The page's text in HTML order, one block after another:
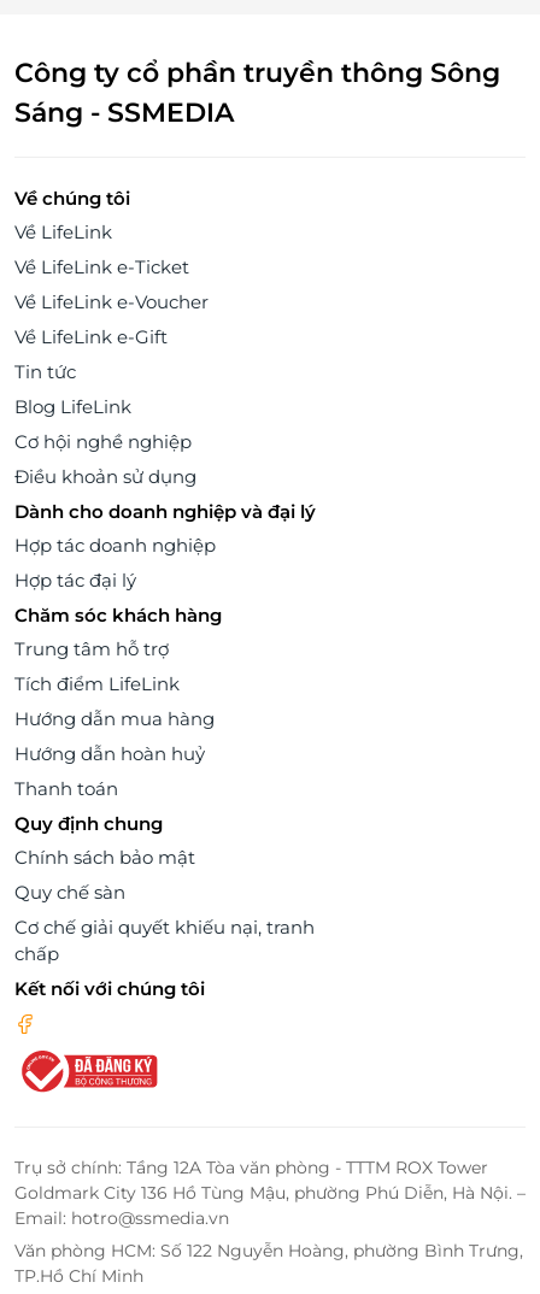
Công ty cổ phần truyền thông Sông
Sáng - SSMEDIA
Về chúng tôi
Về LifeLink
Về LifeLink e-Ticket
Về LifeLink e-Voucher
Về LifeLink e-Gift
Tin tức
Blog LifeLink
Cơ hội nghề nghiệp
Điều khoản sử dụng
Dành cho doanh nghiệp và đại lý
Hợp tác doanh nghiệp
Hợp tác đại lý
Chăm sóc khách hàng
Trung tâm hỗ trợ
Tích điểm LifeLink
Hướng dẫn mua hàng
Hướng dẫn hoàn huỷ
Thanh toán
Quy định chung
Chính sách bảo mật
Quy chế sàn
Cơ chế giải quyết khiếu nại, tranh
chấp
Kết nối với chúng tôi
Trụ sở chính: Tầng 12A Tòa văn phòng - TTTM ROX Tower
Goldmark City 136 Hồ Tùng Mậu, phường Phú Diễn, Hà Nội. –
Email: hotro@ssmedia.vn
Văn phòng HCM: Số 122 Nguyễn Hoàng, phường Bình Trưng,
TP.Hồ Chí Minh